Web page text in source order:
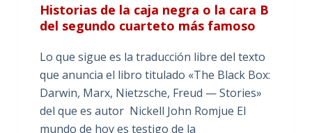
Historias de la caja negra o la cara B
del segundo cuarteto más famoso
Lo que sigue es la traducción libre del texto
que anuncia el libro titulado «The Black Box:
Darwin, Marx, Nietzsche, Freud — Stories»
del que es autor Nickell John Romjue El
mundo de hoy es testigo de la